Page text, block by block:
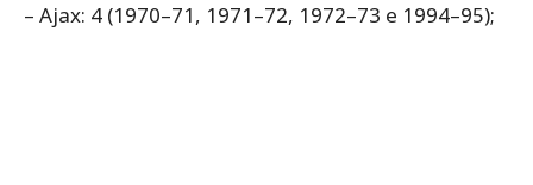
– Ajax: 4 (1970–71, 1971–72, 1972–73 e 1994–95);